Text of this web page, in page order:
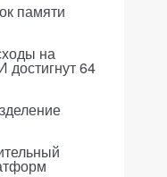
памяти
на
64